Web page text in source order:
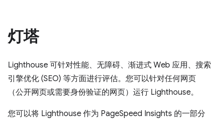
灯塔
Lighthouse 可针对性能、无障碍、渐进式 Web 应用、搜索
引擎优化 (SEO) 等方面进行评估。您可以针对任何网页
（公开网页或需要身份验证的网页）运行 Lighthouse。
您可以将 Lighthouse 作为 PageSpeed Insights 的一部分